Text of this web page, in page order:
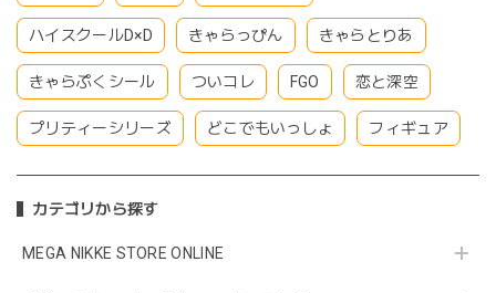
ハイスクールD×D きゃらっぴん きゃらとりあ
きゃらぷくシール ついコレ FGO 恋と深空
プリティーシリーズ どこでもいっしょ フィギュア
カテゴリから探す
MEGA NIKKE STORE ONLINE